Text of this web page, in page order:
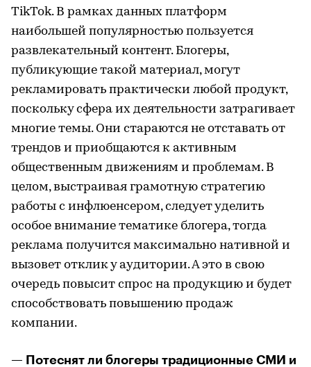
TikTok. В рамках данных платформ
наибольшей популярностью пользуется
развлекательный контент. Блогеры,
публикующие такой материал, могут
рекламировать практически любой продукт,
поскольку сфера их деятельности затрагивает
многие темы. Они стараются не отставать от
трендов и приобщаются к активным
общественным движениям и проблемам. В
целом, выстраивая грамотную стратегию
работы с инфлюенсером, следует уделить
особое внимание тематике блогера, тогда
реклама получится максимально нативной и
вызовет отклик у аудитории. А это в свою
очередь повысит спрос на продукцию и будет
способствовать повышению продаж
компании.
— Потеснят ли блогеры традиционные СМИ и